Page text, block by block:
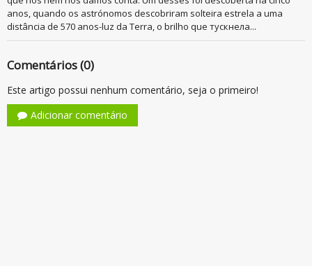
anos, quando os astrónomos descobriram solteira estrela a uma
distância de 570 anos-luz da Terra, o brilho que тускнела...
Comentários (0)
Este artigo possui nenhum comentário, seja o primeiro!
Adicionar comentário